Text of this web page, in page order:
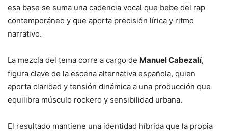
esa base se suma una cadencia vocal que bebe del rap
contemporáneo y que aporta precisión lírica y ritmo
narrativo.
La mezcla del tema corre a cargo de Manuel Cabezalí,
figura clave de la escena alternativa española, quien
aporta claridad y tensión dinámica a una producción que
equilibra músculo rockero y sensibilidad urbana.
El resultado mantiene una identidad híbrida que la propia